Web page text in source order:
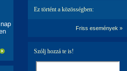
Ez történt a közösségben:
Friss események »
Szólj hozzá te is!